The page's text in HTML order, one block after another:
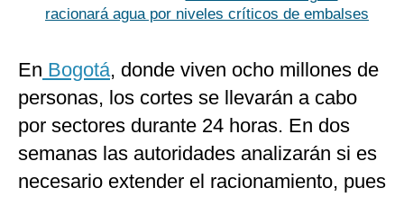
racionará agua por niveles críticos de embalses
En Bogotá, donde viven ocho millones de
personas, los cortes se llevarán a cabo
por sectores durante 24 horas. En dos
semanas las autoridades analizarán si es
necesario extender el racionamiento, pues